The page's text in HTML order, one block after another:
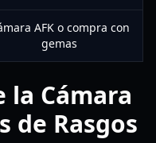
AFK o compra con
gemas
la Cámara
de Rasgos